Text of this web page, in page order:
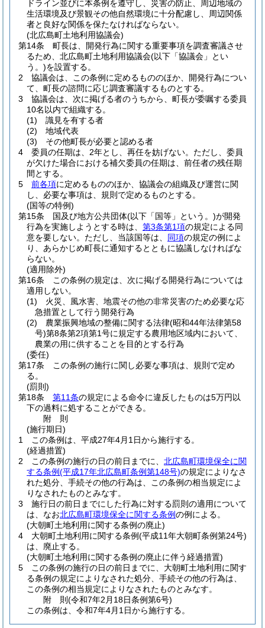
ドライン並びに本条例を遵守し、災害の防止、周辺地域の
生活環境及び景観その他自然環境に十分配慮し、周辺関係
者と良好な関係を保たなければならない。
(北広島町土地利用協議会)
第14条
町長は、開発行為に関する重要事項を調査審議させ
るため、北広島町土地利用協議会(以下「協議会」とい
う。)を設置する。
2
協議会は、この条例に定めるもののほか、開発行為につい
て、町長の諮問に応じ調査審議するものとする。
3
協議会は、次に掲げる者のうちから、町長が委嘱する委員
10名以内で組織する。
(1)
識見を有する者
(2)
地域代表
(3)
その他町長が必要と認める者
4
委員の任期は、2年とし、再任を妨げない。 ただし、委員
が欠けた場合における補欠委員の任期は、前任者の残任期
間とする。
5
前各項に定めるもののほか、協議会の組織及び運営に関
し、必要な事項は、規則で定めるものとする。
(国等の特例)
第15条
国及び地方公共団体(以下「国等」という。)が開発
行為を実施しようとする時は、 第3条第1項の規定による同
意を要しない。 ただし、当該国等は、 同項の規定の例によ
り、あらかじめ町長に通知するとともに協議しなければな
らない。
(適用除外)
第16条
この条例の規定は、次に掲げる開発行為については
適用しない。
(1)
火災、風水害、地震その他の非常災害のため必要な応
急措置として行う開発行為
(2)
農業振興地域の整備に関する法律(昭和44年法律第58
号)第8条第2項第1号に規定する農用地区域内において、
農業の用に供することを目的とする行為
(委任)
第17条
この条例の施行に関し必要な事項は、規則で定め
る。
(罰則)
第18条
第11条の規定による命令に違反したものは5万円以
下の過料に処することができる。
附 則
(施行期日)
1
この条例は、平成27年4月1日から施行する。
(経過措置)
2
この条例の施行の日の前日までに、 北広島町環境保全に関
する条例(平成17年北広島町条例第148号)の規定によりなさ
れた処分、手続その他の行為は、この条例の相当規定によ
りなされたものとみなす。
3
施行日の前日までにした行為に対する罰則の適用について
は、なお北広島町環境保全に関する条例の例による。
(大朝町土地利用に関する条例の廃止)
4
大朝町土地利用に関する条例(平成11年大朝町条例第24号)
は、廃止する。
(大朝町土地利用に関する条例の廃止に伴う経過措置)
5
この条例の施行の日の前日までに、大朝町土地利用に関す
る条例の規定によりなされた処分、手続その他の行為は、
この条例の相当規定によりなされたものとみなす。
附 則(令和7年2月18日条例第6号)
この条例は、令和7年4月1日から施行する。